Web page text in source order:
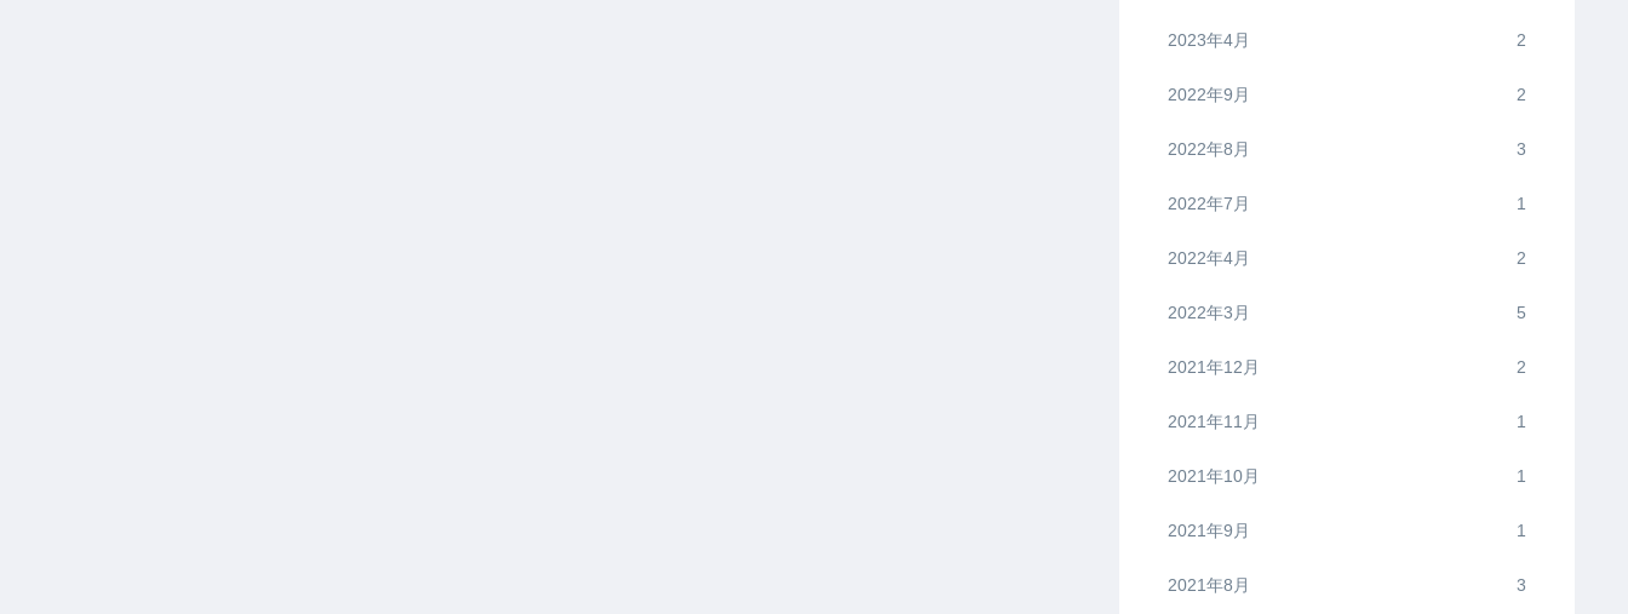
2023年4月 2
2022年9月 2
2022年8月 3
2022年7月 1
2022年4月 2
2022年3月 5
2021年12月 2
2021年11月 1
2021年10月 1
2021年9月 1
2021年8月 3